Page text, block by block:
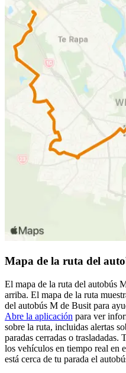
Mapa de la ruta del
El mapa de la ruta del autobús
arriba. El mapa de la ruta
del autobús M de Busit para
Abre la aplicación para ver
sobre la ruta, incluidas alertas
paradas cerradas o
los vehículos en tiempo real en
está cerca de tu parada el